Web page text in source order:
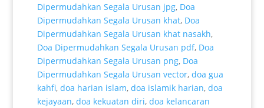
Dipermudahkan Segala Urusan jpg, Doa
Dipermudahkan Segala Urusan khat, Doa
Dipermudahkan Segala Urusan khat nasakh,
Doa Dipermudahkan Segala Urusan pdf, Doa
Dipermudahkan Segala Urusan png, Doa
Dipermudahkan Segala Urusan vector, doa gua
kahfi, doa harian islam, doa islamik harian, doa
kejayaan, doa kekuatan diri, doa kelancaran